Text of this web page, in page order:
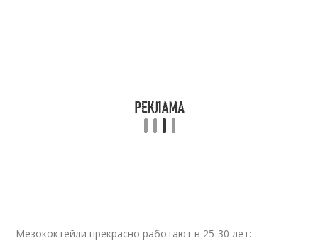
Мезококтейли прекрасно работают в 25-30 лет: